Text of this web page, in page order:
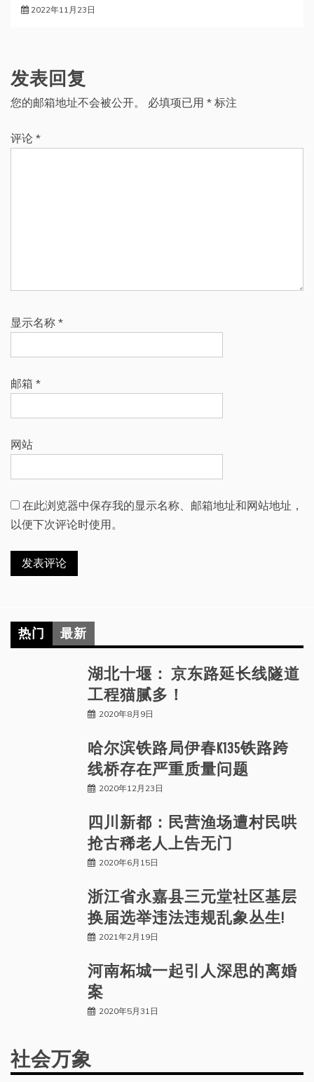
2022年11月23日
发表回复
您的邮箱地址不会被公开。 必填项已用 * 标注
评论 *
显示名称 *
邮箱 *
网站
在此浏览器中保存我的显示名称、邮箱地址和网站地址，
以便下次评论时使用。
热门 最新
湖北十堰： 京东路延长线隧道
工程猫腻多！
2020年8月9日
哈尔滨铁路局伊春K135铁路跨
线桥存在严重质量问题
2020年12月23日
四川新都：民营渔场遭村民哄
抢古稀老人上告无门
2020年6月15日
浙江省永嘉县三元堂社区基层
换届选举违法违规乱象丛生!
2021年2月19日
河南柘城一起引人深思的离婚
案
2020年5月31日
社会万象